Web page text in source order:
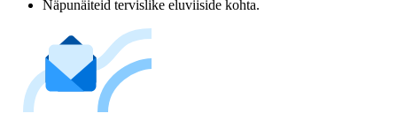
Näpunäiteid tervislike eluviiside kohta.